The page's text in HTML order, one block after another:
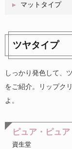
マットタイプ
ツヤタイプ
しっかり発色して、
をご紹介。リップク
よ。
ピュア・ピュ
資生堂